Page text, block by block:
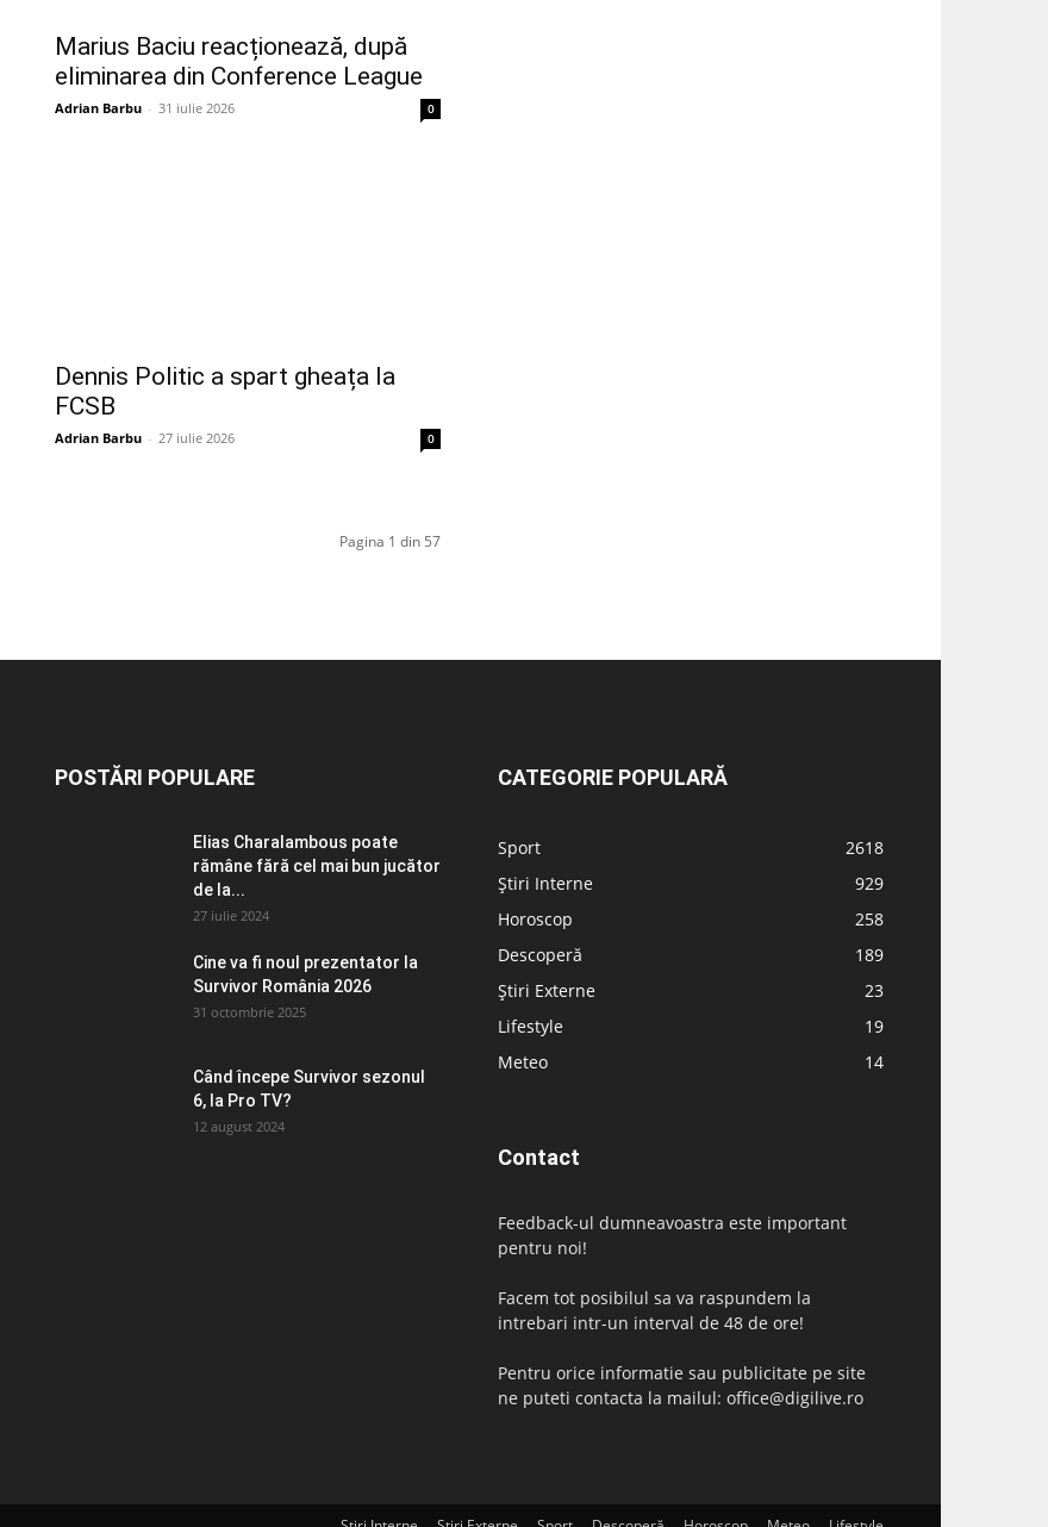
Marius Baciu reacționează, după
eliminarea din Conference League
Adrian Barbu - 31 iulie 2026 0
Dennis Politic a spart gheața la
FCSB
Adrian Barbu - 27 iulie 2026 0
Pagina 1 din 57
POSTĂRI POPULARE
Elias Charalambous poate
rămâne fără cel mai bun jucător
de la...
27 iulie 2024
Cine va fi noul prezentator la
Survivor România 2026
31 octombrie 2025
Când începe Survivor sezonul
6, la Pro TV?
12 august 2024
CATEGORIE POPULARĂ
Sport
2618
Știri Interne
929
Horoscop
258
Descoperă
189
Știri Externe
23
Lifestyle
19
Meteo
14
Contact
Feedback-ul dumneavoastra este important
pentru noi!
Facem tot posibilul sa va raspundem la
intrebari intr-un interval de 48 de ore!
Pentru orice informatie sau publicitate pe site
ne puteti contacta la mailul: office@digilive.ro